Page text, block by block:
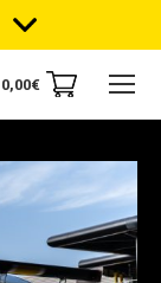
0,00€